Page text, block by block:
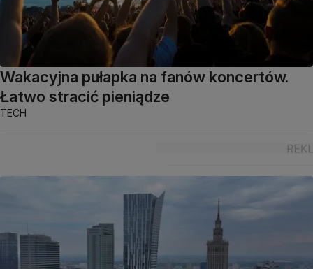
Wakacyjna pułapka na fanów koncertów.
Łatwo stracić pieniądze
TECH